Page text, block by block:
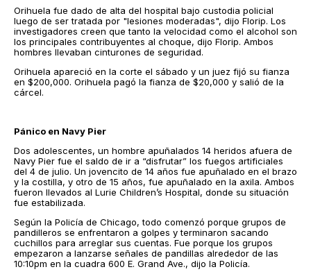
Orihuela fue dado de alta del hospital bajo custodia policial
luego de ser tratada por "lesiones moderadas", dijo Florip. Los
investigadores creen que tanto la velocidad como el alcohol son
los principales contribuyentes al choque, dijo Florip. Ambos
hombres llevaban cinturones de seguridad.
Orihuela apareció en la corte el sábado y un juez fijó su fianza
en $200,000. Orihuela pagó la fianza de $20,000 y salió de la
cárcel.
Pánico en Navy Pier
Dos adolescentes, un hombre apuñalados 14 heridos afuera de
Navy Pier fue el saldo de ir a “disfrutar” los fuegos artificiales
del 4 de julio. Un jovencito de 14 años fue apuñalado en el brazo
y la costilla, y otro de 15 años, fue apuñalado en la axila. Ambos
fueron llevados al Lurie Children’s Hospital, donde su situación
fue estabilizada.
Según la Policía de Chicago, todo comenzó porque grupos de
pandilleros se enfrentaron a golpes y terminaron sacando
cuchillos para arreglar sus cuentas. Fue porque los grupos
empezaron a lanzarse señales de pandillas alrededor de las
10:10pm en la cuadra 600 E. Grand Ave., dijo la Policía.